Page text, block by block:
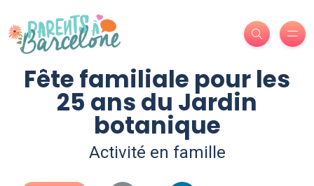
Fête familiale pour les
25 ans du Jardin
botanique
Activité en famille